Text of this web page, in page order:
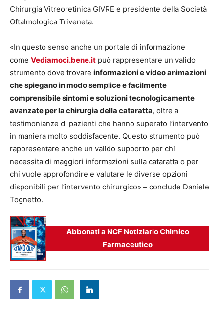
Chirurgia Vitreoretinica GIVRE e presidente della Società
Oftalmologica Triveneta.
«In questo senso anche un portale di informazione
come Vediamoci.bene.it può rappresentare un valido
strumento dove trovare informazioni e video animazioni
che spiegano in modo semplice e facilmente
comprensibile sintomi e soluzioni tecnologicamente
avanzate per la chirurgia della cataratta, oltre a
testimonianze di pazienti che hanno superato l’intervento
in maniera molto soddisfacente. Questo strumento può
rappresentare anche un valido supporto per chi
necessita di maggiori informazioni sulla cataratta o per
chi vuole approfondire e valutare le diverse opzioni
disponibili per l’intervento chirurgico» – conclude Daniele
Tognetto.
Abbonati a NCF Notiziario Chimico
Farmaceutico